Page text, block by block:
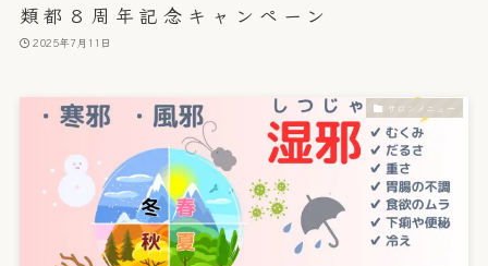
類都８周年記念キャンペーン
2025年7月11日
サロンメニュー